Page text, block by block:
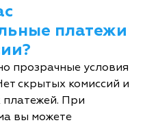
платежи
прозрачные условия
скрытых комиссий и
При
вы можете